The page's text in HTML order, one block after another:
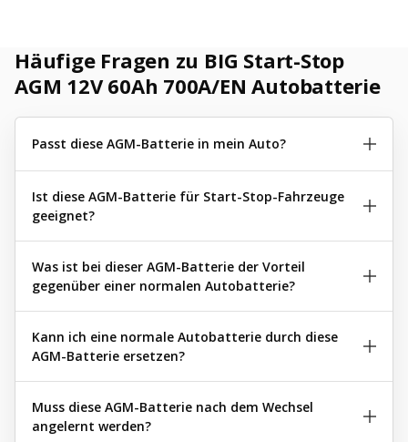
Häufige Fragen zu BIG Start-Stop
AGM 12V 60Ah 700A/EN Autobatterie
Passt diese AGM-Batterie in mein Auto?
Ist diese AGM-Batterie für Start-Stop-Fahrzeuge
geeignet?
Was ist bei dieser AGM-Batterie der Vorteil
gegenüber einer normalen Autobatterie?
Kann ich eine normale Autobatterie durch diese
AGM-Batterie ersetzen?
Muss diese AGM-Batterie nach dem Wechsel
angelernt werden?